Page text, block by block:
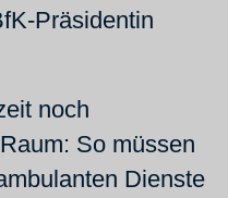
Präsidentin
noch
So müssen
Dienste